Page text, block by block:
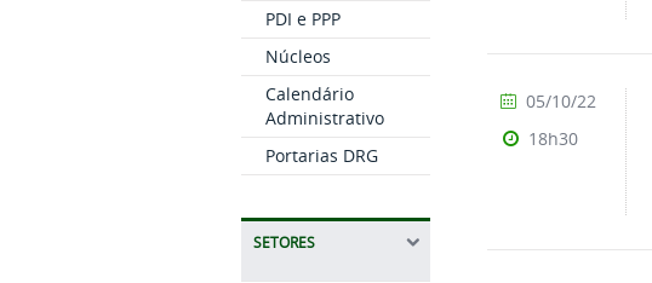
PDI e PPP
Núcleos
Calendário
Administrativo
Portarias DRG
SETORES
05/10/22
18h30